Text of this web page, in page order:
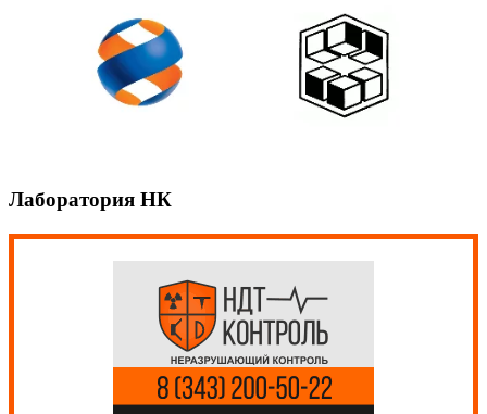
Лаборатория НК